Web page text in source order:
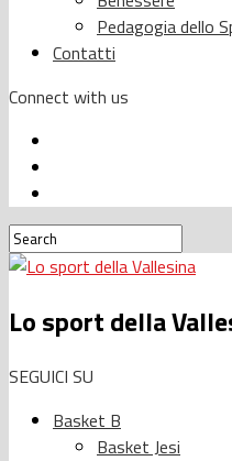
Pedagogia dello
Contatti
Connect with us
Lo sport della
SEGUICI SU
Basket B
Basket Jesi